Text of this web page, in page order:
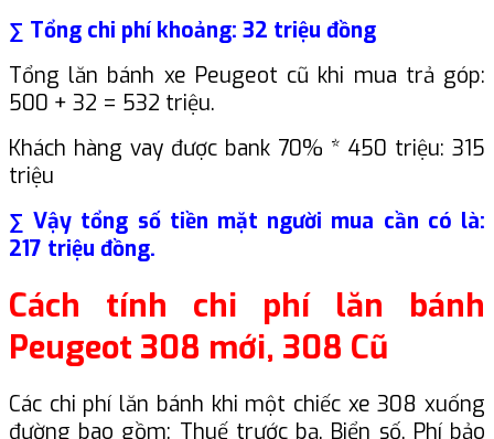
∑ Tổng chi phí khoảng: 32 triệu đồng
Tổng lăn bánh xe Peugeot cũ khi mua trả góp:
500 + 32 = 532 triệu.
Khách hàng vay được bank 70% * 450 triệu: 315
triệu
∑ Vậy tổng số tiền mặt người mua cần có là:
217 triệu đồng.
Cách tính chi phí lăn bánh
Peugeot 308 mới, 308 Cũ
Các chi phí lăn bánh khi một chiếc xe 308 xuống
đường bao gồm: Thuế trước bạ, Biển số, Phí bảo